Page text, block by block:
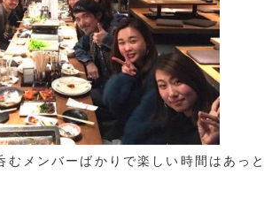
むメンバーばかりで楽しい時間はあっ